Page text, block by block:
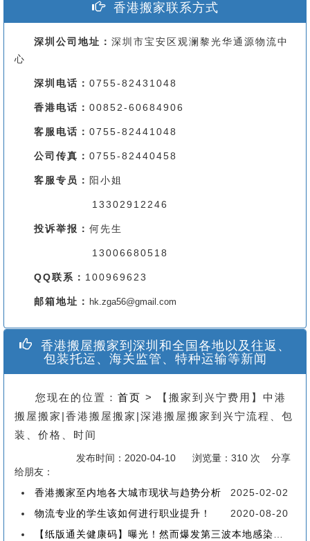
香港搬家联系方式
深圳公司地址： 深圳市宝安区观澜黎光华通源物流中
心
深圳电话： 0755-82431048
香港电话： 00852-60684906
客服电话： 0755-82441048
公司传真： 0755-82440458
客服专员： 阳小姐
13302912246
投诉举报： 何先生
13006680518
QQ联系： 100969623
邮箱地址： hk.zga56@gmail.com
香港搬屋搬家到深圳和全国各地以及往返、
包装托运、海关监管、特种运输等新闻
您现在的位置： 首页 > 【搬家到兴宁费用】中港
搬屋搬家|香港搬屋搬家|深港搬屋搬家到兴宁流程、包
装、价格、时间
发布时间：2020-04-10 浏览量：310 次 分享
给朋友：
香港搬家至内地各大城市现状与趋势分析
2025-02-02
物流专业的学生该如何进行职业提升！
2020-08-20
【纸版通关健康码】曝光！然而爆发第三波本地感染，或再推迟启用！